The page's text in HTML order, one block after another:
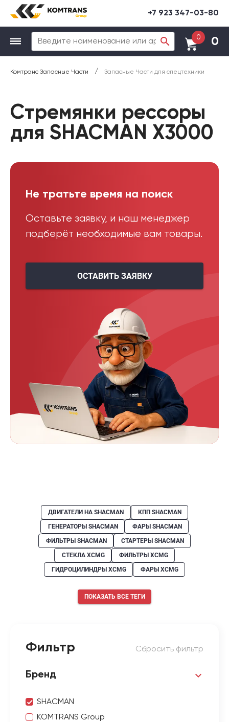
+7 923 347-03-80
0 0
Комтранс Запасные Части / Запасные Части для спецтехники
Стремянки рессоры
для SHACMAN X3000
Не тратьте время на поиск
Оставьте заявку, и наш менеджер
подберёт необходимые вам товары.
ОСТАВИТЬ ЗАЯВКУ
ДВИГАТЕЛИ НА SHACMAN
КПП SHACMAN
ГЕНЕРАТОРЫ SHACMAN
ФАРЫ SHACMAN
ФИЛЬТРЫ SHACMAN
СТАРТЕРЫ SHACMAN
СТЕКЛА XCMG
ФИЛЬТРЫ XCMG
ГИДРОЦИЛИНДРЫ XCMG
ФАРЫ XCMG
ПОКАЗАТЬ ВСЕ ТЕГИ
Фильтр Сбросить фильтр
Бренд
SHACMAN
KOMTRANS Group